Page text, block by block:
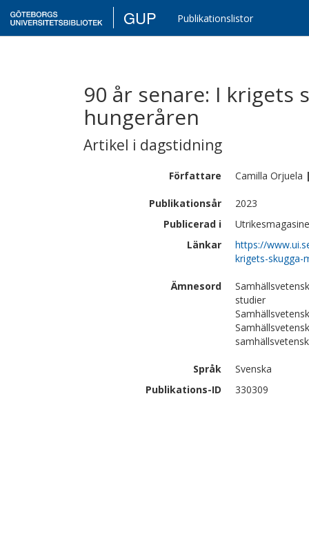
GUP Publikationslistor
90 år senare: I krigets
hungeråren
Artikel i dagstidning
Författare Camilla Orjuela
Publikationsår
2023
Publicerad i
Länkar
https://
krigets-skugga-
Ämnesord
studier
Språk
Svenska
Publikations-ID
330309